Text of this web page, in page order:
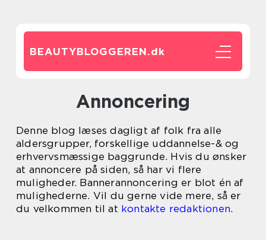
BEAUTYBLOGGEREN.dk
Annoncering
Denne blog læses dagligt af folk fra alle
aldersgrupper, forskellige uddannelse-& og
erhvervsmæssige baggrunde. Hvis du ønsker
at annoncere på siden, så har vi flere
muligheder. Bannerannoncering er blot én af
mulighederne. Vil du gerne vide mere, så er
du velkommen til at kontakte redaktionen.